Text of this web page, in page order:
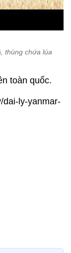
thùng chứa lúa
toàn quốc.
dai-ly-yanmar-